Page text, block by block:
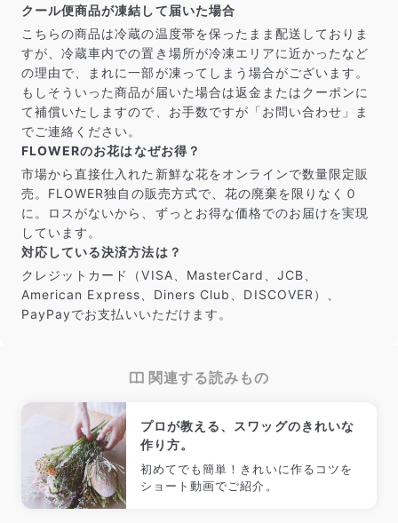
クール便商品が凍結して届いた場合
こちらの商品は冷蔵の温度帯を保ったまま配送しておりま
すが、冷蔵車内での置き場所が冷凍エリアに近かったなど
の理由で、まれに一部が凍ってしまう場合がございます。
もしそういった商品が届いた場合は返金またはクーポンに
て補償いたしますので、お手数ですが「お問い合わせ」ま
でご連絡ください。
FLOWERのお花はなぜお得？
市場から直接仕入れた新鮮な花をオンラインで数量限定販
売。FLOWER独自の販売方式で、花の廃棄を限りなく０
に。ロスがないから、ずっとお得な価格でのお届けを実現
しています。
対応している決済方法は？
クレジットカード（VISA、MasterCard、JCB、
American Express、Diners Club、DISCOVER）、
PayPayでお支払いいただけます。
関連する読みもの
プロが教える、スワッグのきれいな
作り方。
初めてでも簡単！きれいに作るコツを
ショート動画でご紹介。